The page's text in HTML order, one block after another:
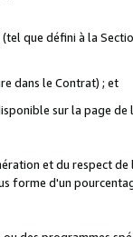
que défini à la
dans le Contrat) ; et
sur la page de
et du respect de
forme d'un